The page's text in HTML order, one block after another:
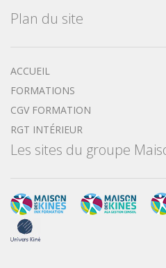
Plan du site
ACCUEIL
FORMATIONS
CGV FORMATION
RGT INTÉRIEUR
Les sites du groupe